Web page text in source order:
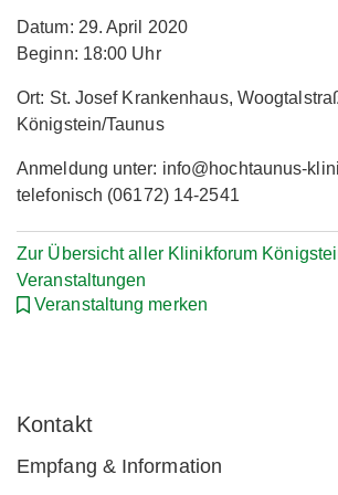
Datum: 29. April 2020
Beginn: 18:00 Uhr
Ort: St. Josef Krankenhaus,
Königstein/Taunus
Anmeldung unter: info@hochtaunus-
telefonisch (06172) 14-2541
Zur Übersicht aller Klinikforum
Veranstaltungen
Veranstaltung merken
Kontakt
Empfang & Information